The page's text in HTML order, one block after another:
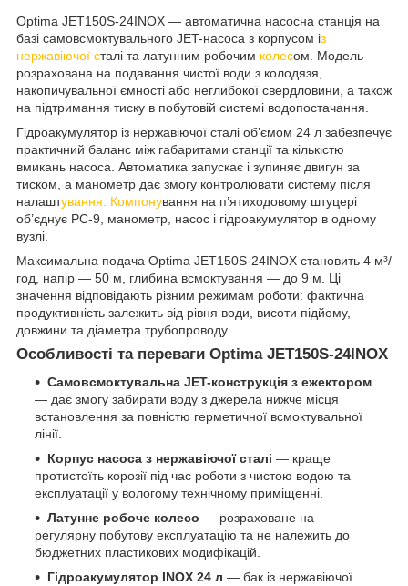
Optima JET150S-24INOX — автоматична насосна станція на
базі самовсмоктувального JET-насоса з корпусом із
нержавіючої сталі та латунним робочим колесом. Модель
розрахована на подавання чистої води з колодязя,
накопичувальної ємності або неглибокої свердловини, а також
на підтримання тиску в побутовій системі водопостачання.
Гідроакумулятор із нержавіючої сталі об’ємом 24 л забезпечує
практичний баланс між габаритами станції та кількістю
вмикань насоса. Автоматика запускає і зупиняє двигун за
тиском, а манометр дає змогу контролювати систему після
налаштування. Компонування на п’ятиходовому штуцері
об’єднує PC-9, манометр, насос і гідроакумулятор в одному
вузлі.
Максимальна подача Optima JET150S-24INOX становить 4 м³/
год, напір — 50 м, глибина всмоктування — до 9 м. Ці
значення відповідають різним режимам роботи: фактична
продуктивність залежить від рівня води, висоти підйому,
довжини та діаметра трубопроводу.
Особливості та переваги Optima JET150S-24INOX
Самовсмоктувальна JET-конструкція з ежектором
— дає змогу забирати воду з джерела нижче місця
встановлення за повністю герметичної всмоктувальної
лінії.
Корпус насоса з нержавіючої сталі — краще
протистоїть корозії під час роботи з чистою водою та
експлуатації у вологому технічному приміщенні.
Латунне робоче колесо — розраховане на
регулярну побутову експлуатацію та не належить до
бюджетних пластикових модифікацій.
Гідроакумулятор INOX 24 л — бак із нержавіючої